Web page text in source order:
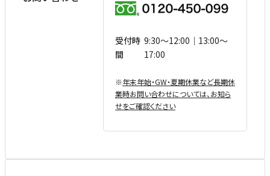
受付時
間
9:30〜12:00｜13:00〜
17:00
※年末年始・GW・夏期休業など⻑期休
業時お問い合わせについては、お知ら
せをご確認ください